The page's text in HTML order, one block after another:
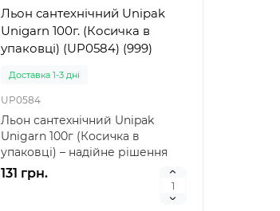
Льон сантехнічний Unipak
Unigarn 100г. (Косичка в
упаковці) (UP0584) (999)
Доставка 1-3 дні
UP0584
Льон сантехнічний Unipak
Unigarn 100г (Косичка в
упаковці) – надійне рішення
для герметизації Льон ..
131 грн.